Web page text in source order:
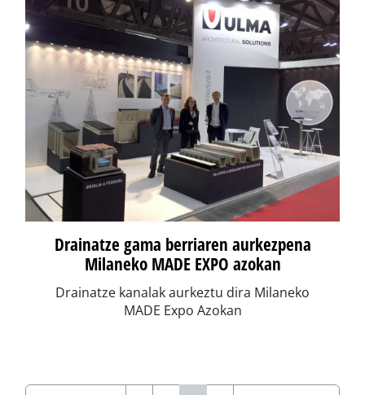
Drainatze gama berriaren aurkezpena
Milaneko MADE EXPO azokan
Drainatze kanalak aurkeztu dira Milaneko
MADE Expo Azokan